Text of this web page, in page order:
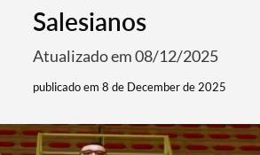
Salesianos
Atualizado em 08/12/2025
publicado em 8 de December de 2025